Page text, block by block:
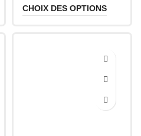
CHOIX DES OPTIONS